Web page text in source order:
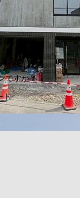
／
より）
ですか？
ト